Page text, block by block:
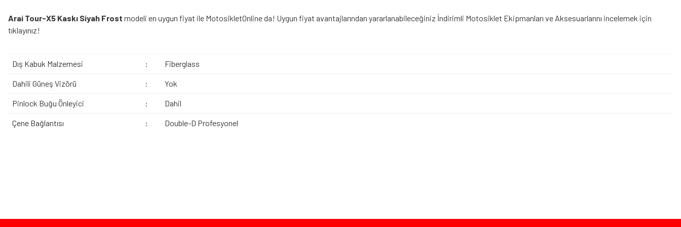
Arai Tour-X5 Kaskı Siyah Frost modeli en uygun fiyat ile MotosikletOnline da! Uygun fiyat avantajlarından yararlanabileceğiniz İndirimli Motosiklet Ekipmanları ve Aksesuarlarını incelemek için
tıklayınız!
Dış Kabuk Malzemesi : Fiberglass
Dahili Güneş Vizörü : Yok
Pinlock Buğu Önleyici : Dahil
Çene Bağlantısı : Double-D Profesyonel
Ürün bilgilerinde hatalar bulunuyor.